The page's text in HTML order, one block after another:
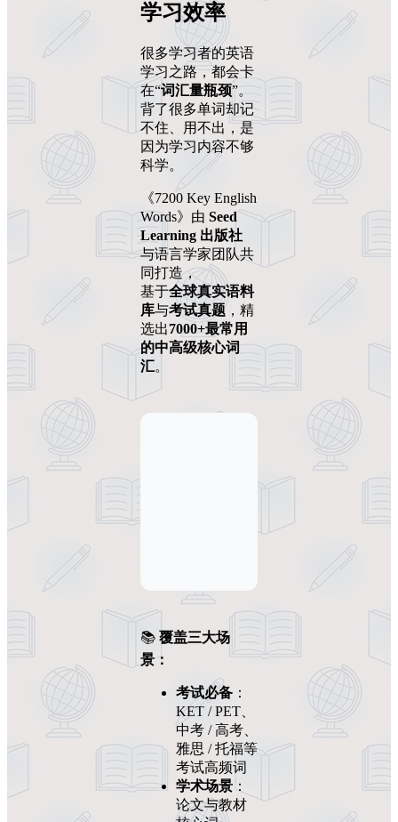
学习效率
很多学习者的英语
学习之路，都会卡
在“词汇量瓶颈”。
背了很多单词却记
不住、用不出，是
因为学习内容不够
科学。
《7200 Key English
Words》由 Seed
Learning 出版社
与语言学家团队共
同打造，
基于全球真实语料
库与考试真题，精
选出7000+最常用
的中高级核心词
汇。
📚 覆盖三大场
景：
考试必备 ：
KET / PET、
中考 / 高考、
雅思 / 托福等
考试高频词
学术场景 ：
论文与教材